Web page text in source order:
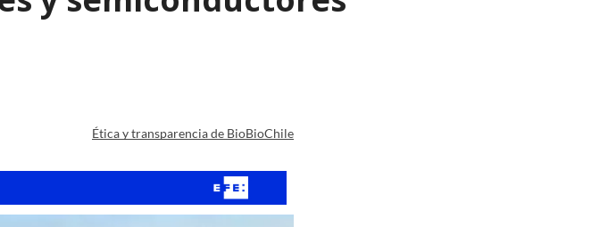
Ética y transparencia de BioBioChile